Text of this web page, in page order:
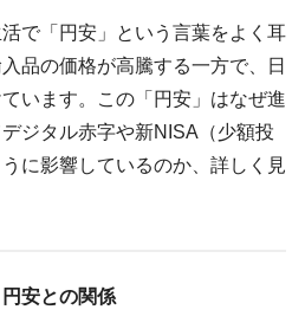
で「円安」という言葉をよく耳
品の価格が高騰する一方で、日
います。この「円安」はなぜ進
ジタル赤字や新NISA（少額投
に影響しているのか、詳しく見
安との関係